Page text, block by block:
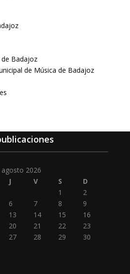
de Badajoz
de Música de Badajoz
agosto 2026
J V S
D
1
2
6 7 8
9
13 14 15
16
20 21 22
23
27 28 29
30